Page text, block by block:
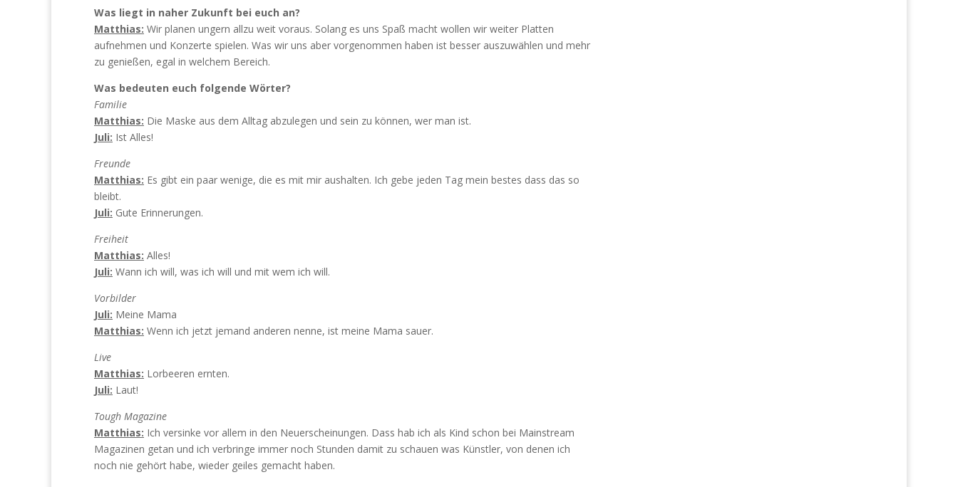
Was liegt in naher Zukunft bei euch an?
Matthias: Wir planen ungern allzu weit voraus. Solang es uns Spaß macht wollen wir weiter Platten
aufnehmen und Konzerte spielen. Was wir uns aber vorgenommen haben ist besser auszuwählen und mehr
zu genießen, egal in welchem Bereich.
Was bedeuten euch folgende Wörter?
Familie
Matthias: Die Maske aus dem Alltag abzulegen und sein zu können, wer man ist.
Juli: Ist Alles!
Freunde
Matthias: Es gibt ein paar wenige, die es mit mir aushalten. Ich gebe jeden Tag mein bestes dass das so
bleibt.
Juli: Gute Erinnerungen.
Freiheit
Matthias: Alles!
Juli: Wann ich will, was ich will und mit wem ich will.
Vorbilder
Juli: Meine Mama
Matthias: Wenn ich jetzt jemand anderen nenne, ist meine Mama sauer.
Live
Matthias: Lorbeeren ernten.
Juli: Laut!
Tough Magazine
Matthias: Ich versinke vor allem in den Neuerscheinungen. Dass hab ich als Kind schon bei Mainstream
Magazinen getan und ich verbringe immer noch Stunden damit zu schauen was Künstler, von denen ich
noch nie gehört habe, wieder geiles gemacht haben.